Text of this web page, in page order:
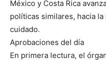
México y Costa Rica
políticas similares, hacia
cuidado.
Aprobaciones del día
En primera lectura, el